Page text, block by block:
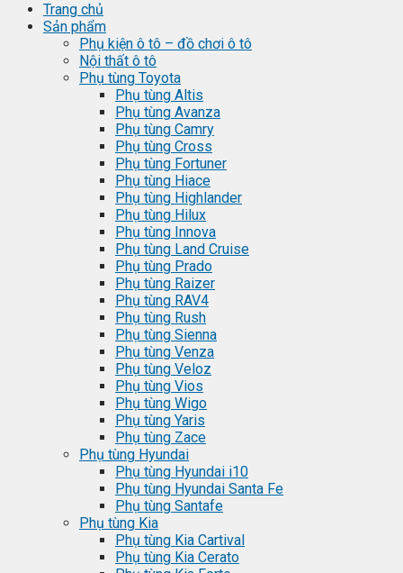
Trang chủ
Sản phẩm
Phụ kiện ô tô – đồ chơi ô tô
Nội thất ô tô
Phụ tùng Toyota
Phụ tùng Altis
Phụ tùng Avanza
Phụ tùng Camry
Phụ tùng Cross
Phụ tùng Fortuner
Phụ tùng Hiace
Phụ tùng Highlander
Phụ tùng Hilux
Phụ tùng Innova
Phụ tùng Land Cruise
Phụ tùng Prado
Phụ tùng Raizer
Phụ tùng RAV4
Phụ tùng Rush
Phụ tùng Sienna
Phụ tùng Venza
Phụ tùng Veloz
Phụ tùng Vios
Phụ tùng Wigo
Phụ tùng Yaris
Phụ tùng Zace
Phụ tùng Hyundai
Phụ tùng Hyundai i10
Phụ tùng Hyundai Santa Fe
Phụ tùng Santafe
Phụ tùng Kia
Phụ tùng Kia Cartival
Phụ tùng Kia Cerato